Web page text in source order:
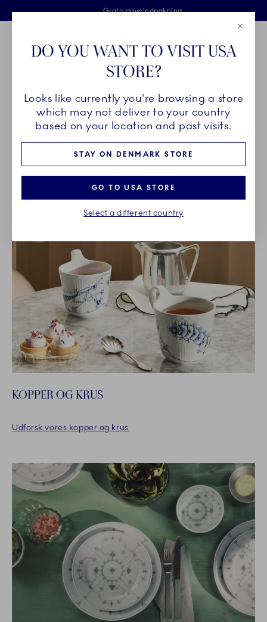
Skip Navigation
Fri levering ved køb over 500 kr. og fri retur
Gratis gaveindpakning
2 års brudgaranti
Royal Copenhagen
Breadcrumb Headlinesss
HjemSTELDELE
STELDELE
KOPPER OG KRUS
Udforsk vores kopper og krus
DO YOU WANT TO VISIT USA
STORE?
Looks like currently you're browsing a store
which may not deliver to your country
based on your location and past visits.
STAY ON DENMARK STORE
GO TO USA STORE
Select a different country